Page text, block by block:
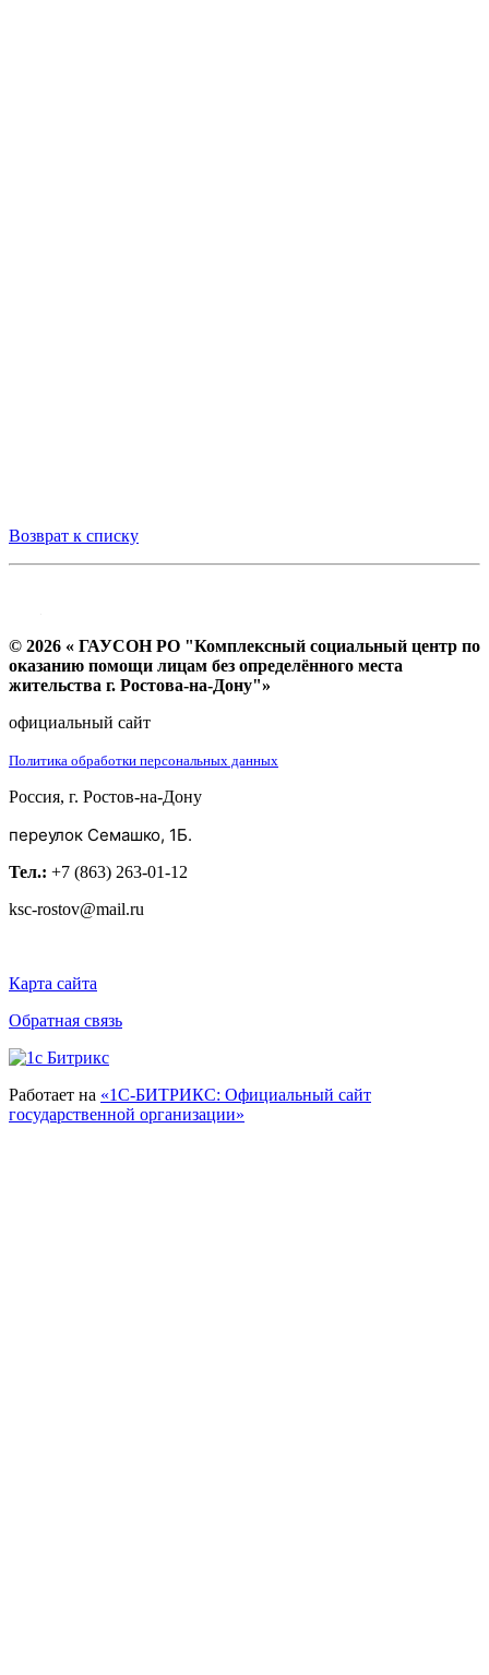
Возврат к списку
© 2026 « ГАУСОН РО "Комплексный социальный центр по
оказанию помощи лицам без определённого места
жительства г. Ростова-на-Дону"»
официальный сайт
Политика обработки персональных данных
Россия, г. Ростов-на-Дону
переулок Семашко, 1Б.
Тел.: +7 (863) 263-01-12
ksc-rostov@mail.ru
Карта сайта
Обратная связь
Работает на «1С-БИТРИКС: Официальный сайт
государственной организации»